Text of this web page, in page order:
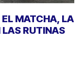
MATCHA, LA
LAS RUTINAS